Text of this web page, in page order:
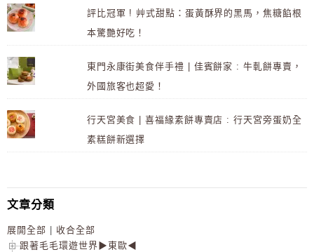
評比冠軍 ! 艸式甜點：蛋黃酥界的黑馬，焦糖餡根
本驚艷好吃！
東門永康街美食伴手禮 | 佳賓餅家 : 牛軋餅專賣，
外國旅客也超愛！
行天宮美食 | 喜福緣素餅專賣店 : 行天宮旁蛋奶全
素糕餅新選擇
文章分類
展開全部
收合全部
跟著毛毛環遊世界▶東歐◀